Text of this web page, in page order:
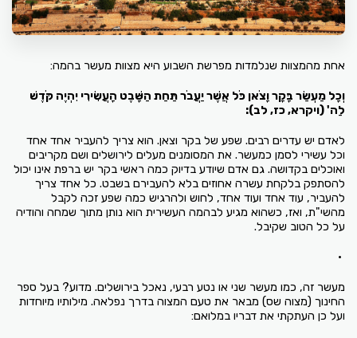
אחת מהמצוות שנלמדות מפרשת השבוע היא מצוות מעשר בהמה:
וְכָל מַעְשַׂר בָּקָר וָצֹאן כֹּל אֲשֶׁר יַעֲבֹר תַּחַת הַשָּׁבֶט הָעֲשִׂירִי יִהְיֶה קֹּדֶשׁ
לַה' (ויקרא, כז, לב):
לאדם יש עדרים רבים. שפע של בקר וצאן. הוא צריך להעביר אחד אחד
וכל עשירי לסמן כמעשר. את המסומנים מעלים לירושלים ושם מקריבים
ואוכלים בקדושה. גם אדם שיודע בדיוק כמה ראשי בקר יש ברפת אינו יכול
להסתפק בלקחת עשרה אחוזים בלא להעבירם בשבט. כל אחד צריך
להעביר, עוד אחד ועוד אחד, לחוש ולהרגיש כמה שפע זכה לקבל
מהשי"ת, ואז, כשהוא מגיע לבהמה העשירית הוא נותן מתוך שמחה והודיה
על כל הטוב שקיבל.
•
מעשר זה, כמו מעשר שני או נטע רבעי, נאכל בירושלים. מדוע? בעל ספר
החינוך (מצוה שס) מבאר את טעם המצוה בדרך נפלאה. מילותיו מיוחדות
ועל כן העתקתי את דבריו במלואם: